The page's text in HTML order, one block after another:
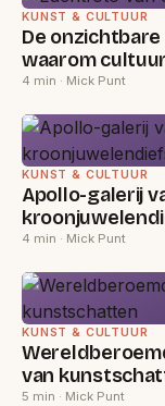
KUNST & CULTUUR
De
waarom
4 min · Mick Punt
KUNST & CULTUUR
Apollo-galerij
4 min · Mick Punt
KUNST & CULTUUR
van
5 min · Mick Punt